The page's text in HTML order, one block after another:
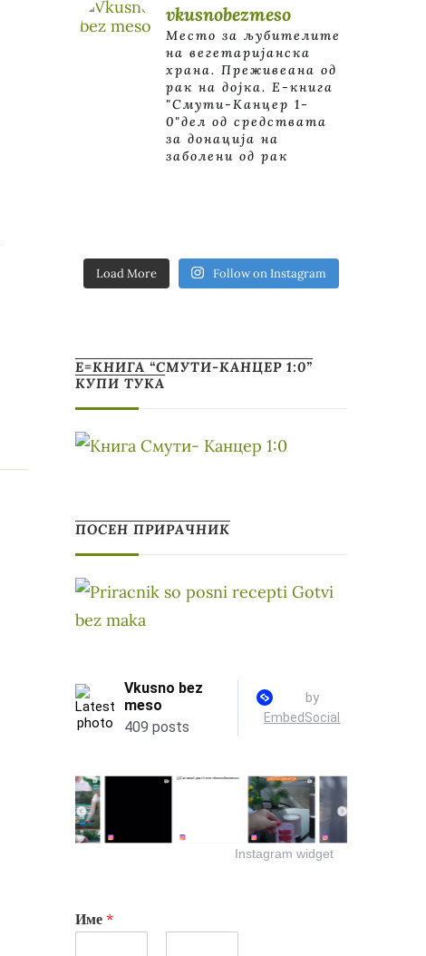
vkusnobezmeso
Место за љубителите
на вегетаријанска
храна. Преживеана од
рак на дојка. E-книга
"Смути-Канцер 1-
0"дел од средствата
за донација на
заболени од рак
Load More Follow on Instagram
Е=КНИГА “СМУТИ-КАНЦЕР 1:0”
КУПИ ТУКА
ПОСЕН ПРИРАЧНИК
Instagram widget
Име *